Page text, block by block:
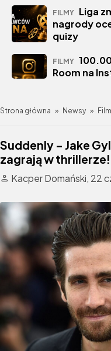
FILMY Liga
nagrody
quizy
FILMY
Room na
Strona główna » Newsy »
Suddenly – Jake
zagrają w thrillerze!
Kacper Domański, 22